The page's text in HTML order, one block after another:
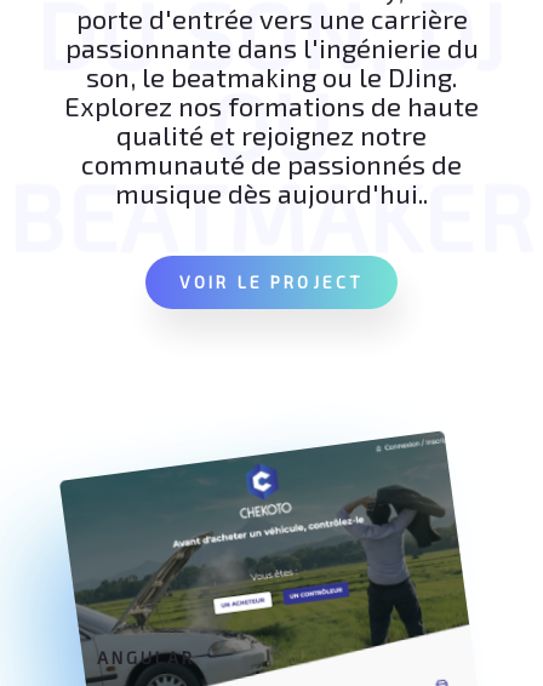
DU SON, DJ
OU
BEATMAKER
porte d'entrée vers une carrière
passionnante dans l'ingénierie du
son, le beatmaking ou le DJing.
Explorez nos formations de haute
qualité et rejoignez notre
communauté de passionnés de
musique dès aujourd'hui..
VOIR LE PROJECT
ANGULAR